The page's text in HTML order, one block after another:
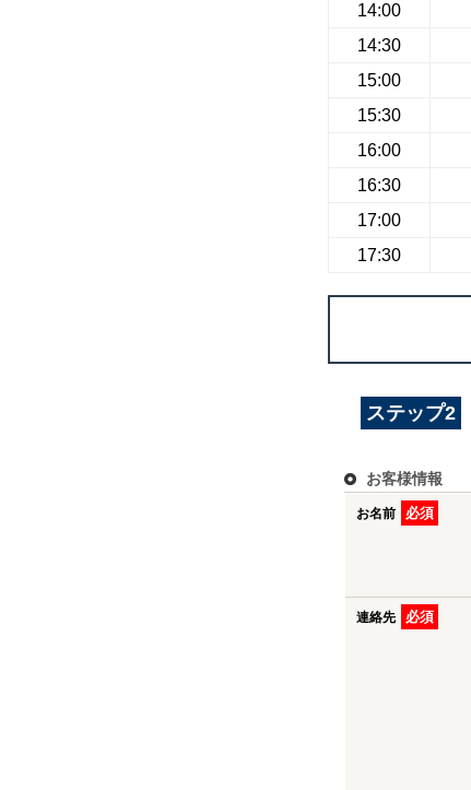
14:00
14:30
15:00
15:30
16:00
16:30
17:00
17:30
ステップ2
お客様情報
お名前 必須
連絡先 必須